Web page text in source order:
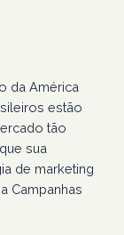
da América
estão
tão
sua
de marketing
Campanhas